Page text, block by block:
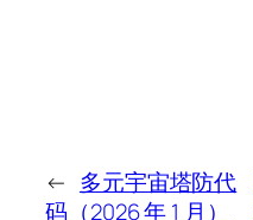
← 多元宇宙塔防代
码（2026 年 1 月）